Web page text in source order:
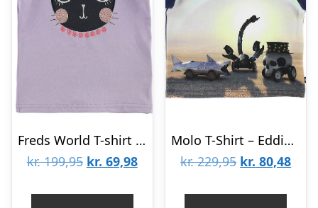
Freds World T-shirt – Lavendel m. Kat
kr.199,95 Den
kr. 69,98Den
Molo T-Shirt – Eddie – Black Rock City
kr.229,95 Den
kr. 80,48Den